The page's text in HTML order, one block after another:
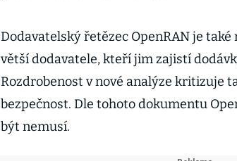
Dodavatelský řetězec OpenRAN je
větší dodavatele, kteří jim zajistí
Rozdrobenost v nové analýze kritizuje
bezpečnost. Dle tohoto dokumentu
být nemusí.